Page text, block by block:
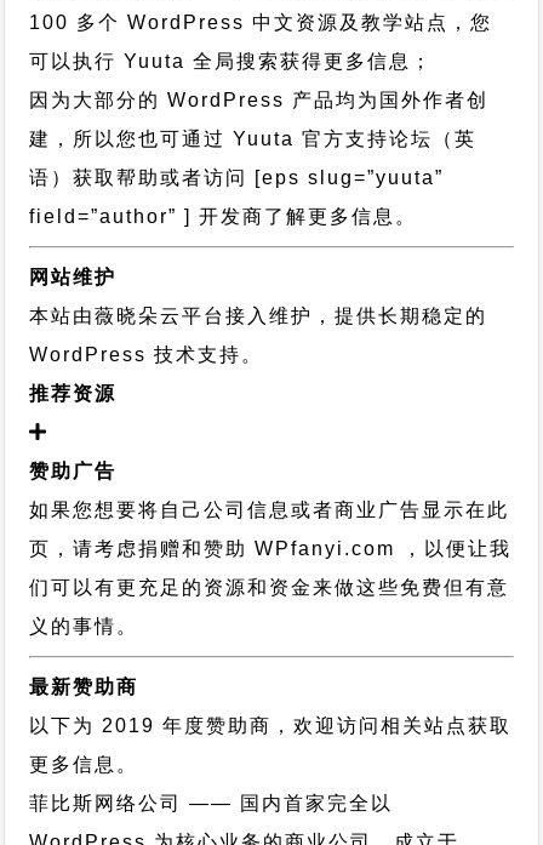
100 多个 WordPress 中文资源及教学站点，您
可以执行 Yuuta 全局搜索获得更多信息；
因为大部分的 WordPress 产品均为国外作者创
建，所以您也可通过Yuuta 官方支持论坛
（英
语）获取帮助或者访问 [eps slug=”yuuta”
field=”author” ] 开发商了解更多信息。
网站维护
本站由薇晓朵云平台接入维护，提供长期稳定的
WordPress 技术支持 。
推荐资源
赞助广告
如果您想要将自己公司信息或者商业广告显示在此
页，请考虑捐赠和赞助 WPfanyi.com ，以便让我
们可以有更充足的资源和资金来做这些免费但有意
义的事情。
最新赞助商
以下为 2019 年度赞助商，欢迎访问相关站点获取
更多信息。
菲比斯网络公司
—— 国内首家完全以